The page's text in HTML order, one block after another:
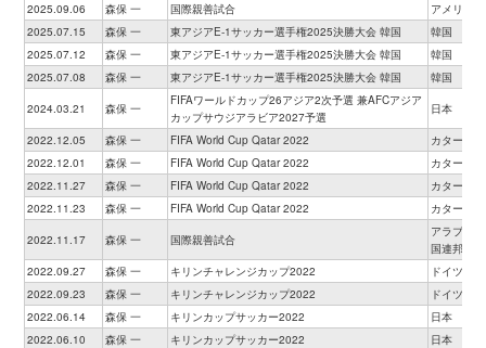
2025.09.06
森保 一 国際親善試合
アメリカ
2025.07.15
森保 一 東アジアE-1サッカー選手権2025決勝大会 韓国
韓国
2025.07.12
森保 一 東アジアE-1サッカー選手権2025決勝大会 韓国
韓国
2025.07.08
森保 一 東アジアE-1サッカー選手権2025決勝大会 韓国 韓国
2024.03.21 森保 一
FIFAワールドカップ26アジア2次予選 兼AFCアジア
カップサウジアラビア2027予選
日本
2022.12.05 森保 一 FIFA World Cup Qatar 2022
カタール
2022.12.01
森保 一 FIFA World Cup Qatar 2022
カタール
2022.11.27
森保 一 FIFA World Cup Qatar 2022
カタール
2022.11.23
森保 一 FIFA World Cup Qatar 2022 カタール
2022.11.17 森保 一 国際親善試合
アラブ首長
国連邦
2022.09.27
森保 一 キリンチャレンジカップ2022
ドイツ
2022.09.23
森保 一 キリンチャレンジカップ2022
ドイツ
2022.06.14
森保 一 キリンカップサッカー2022
日本
2022.06.10
森保 一 キリンカップサッカー2022
日本